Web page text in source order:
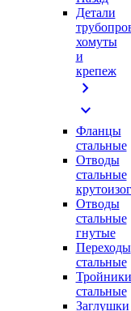
Детали
хомуты
и
крепеж
chevron_right
expand_more
Фланцы
стальные
Отводы
стальные
Отводы
стальные
гнутые
Переходы
стальные
Тройники
стальные
Заглушки